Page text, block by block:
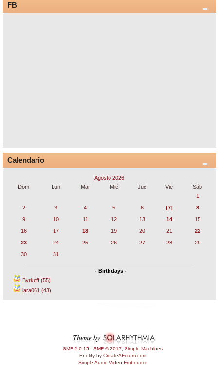
FB
Calendario
Agosto 2026
Dom
Lun Mar Mié Jue Vie
Sáb
1
2
3 4 5 6 [7]
8
9
10 11 12 13 14
15
16
17 18 19 20 21
22
23
24 25 26 27 28
29
30
31
- Birthdays -
Byrkoff (55)
lara061 (43)
SMF 2.0.15 | SMF © 2017
Simple Machines
Enotify by CreateAForum.com
Simple Audio Video Embedder